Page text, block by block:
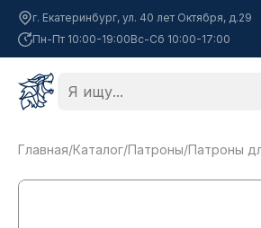
г. Екатеринбург, ул. 40 лет Октября, д.29
Пн-Пт 10:00-19:00Вс-Сб 10:00-17:00
Главная/Каталог/Патроны/Патроны